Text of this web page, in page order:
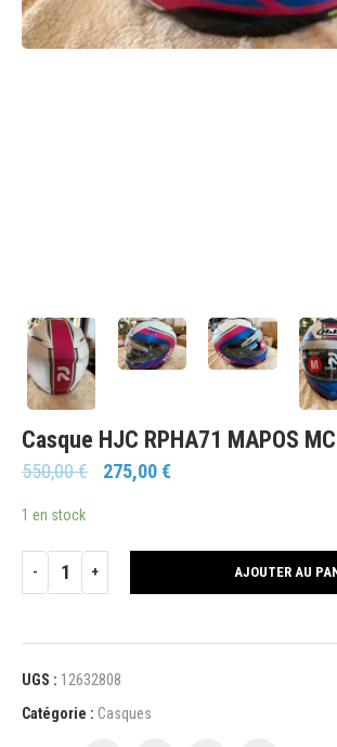
Casque HJC RPHA71 MAPOS
550,00€ 275,00€
1 en stock
AJOUTER AU
UGS : 12632808
Catégorie : Casques